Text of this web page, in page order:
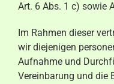
Art. 6 Abs. 1 c) sowie
Im Rahmen dieser
wir diejenigen
Aufnahme und
Vereinbarung und die